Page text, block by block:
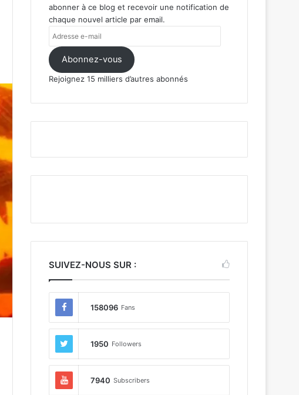
ces modèles de cartes graphiques
abonner à ce blog et recevoir une notification de
chaque nouvel article par email.
Adresse
e-
mail Abonnez-vous
Rejoignez 15 milliers d’autres abonnés
SUIVEZ-NOUS SUR :
158096 Fans
1950 Followers
7940 Subscribers